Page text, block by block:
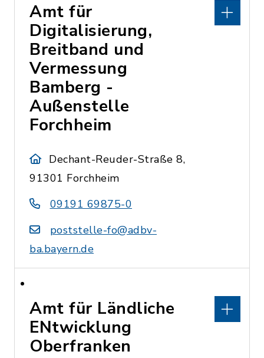
Amt für
Digitalisierung,
Breitband und
Vermessung
Bamberg -
Außenstelle
Forchheim
Dechant-Reuder-Straße 8,
91301 Forchheim
09191 69875-0
poststelle-fo@adbv-
ba.bayern.de
Amt für Ländliche
ENtwicklung
Oberfranken